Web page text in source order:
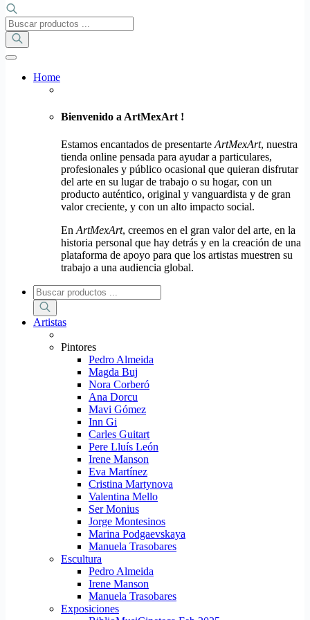
Búsqueda
de
productos
Home
Bienvenido a ArtMexArt !
Estamos encantados de presentarte ArtMexArt, nuestra
tienda online pensada para ayudar a particulares,
profesionales y público ocasional que quieran disfrutar
del arte en su lugar de trabajo o su hogar, con un
producto auténtico, original y vanguardista y de gran
valor creciente, y con un alto impacto social.
En ArtMexArt, creemos en el gran valor del arte, en la
historia personal que hay detrás y en la creación de una
plataforma de apoyo para que los artistas muestren su
trabajo a una audiencia global.
Búsqueda
de
productos
Artistas
Pintores
Pedro Almeida
Magda Buj
Nora Corberó
Ana Dorcu
Mavi Gómez
Inn Gi
Carles Guitart
Pere Lluís León
Irene Manson
Eva Martínez
Cristina Martynova
Valentina Mello
Ser Monius
Jorge Montesinos
Marina Podgaevskaya
Manuela Trasobares
Escultura
Pedro Almeida
Irene Manson
Manuela Trasobares
Exposiciones